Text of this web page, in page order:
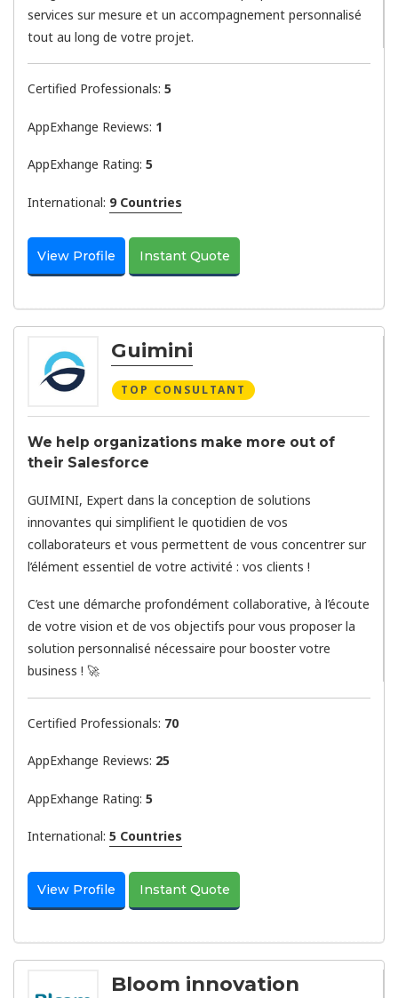
services sur mesure et un accompagnement personnalisé
tout au long de votre projet.
Certified Professionals: 5
AppExhange Reviews: 1
AppExhange Rating: 5
International: 9 Countries
View Profile Instant Quote
Guimini
TOP CONSULTANT
We help organizations make more out of
their Salesforce
GUIMINI, Expert dans la conception de solutions
innovantes qui simplifient le quotidien de vos
collaborateurs et vous permettent de vous concentrer sur
l’élément essentiel de votre activité : vos clients !
C’est une démarche profondément collaborative, à l’écoute
de votre vision et de vos objectifs pour vous proposer la
solution personnalisé nécessaire pour booster votre
business ! 🚀
Certified Professionals: 70
AppExhange Reviews: 25
AppExhange Rating: 5
International: 5 Countries
View Profile Instant Quote
Bloom innovation